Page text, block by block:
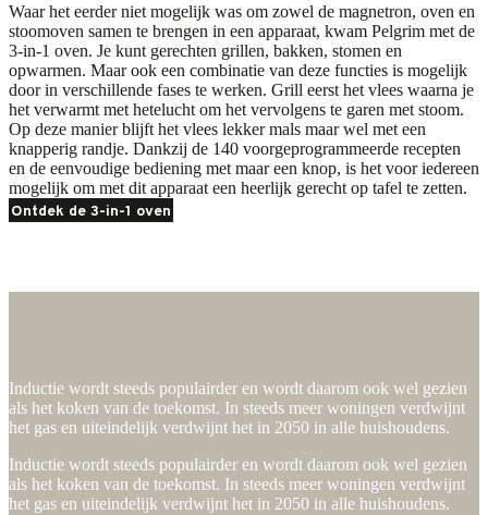
Waar het eerder niet mogelijk was om zowel de magnetron, oven en
stoomoven samen te brengen in een apparaat, kwam Pelgrim met de
3-in-1 oven. Je kunt gerechten grillen, bakken, stomen en
opwarmen. Maar ook een combinatie van deze functies is mogelijk
door in verschillende fases te werken. Grill eerst het vlees waarna je
het verwarmt met hetelucht om het vervolgens te garen met stoom.
Op deze manier blijft het vlees lekker mals maar wel met een
knapperig randje. Dankzij de 140 voorgeprogrammeerde recepten
en de eenvoudige bediening met maar een knop, is het voor iedereen
mogelijk om met dit apparaat een heerlijk gerecht op tafel te zetten.
Ontdek de 3-in-1 oven
Pelgrim inductiePelgrim inductie
Inductie wordt steeds populairder en wordt daarom ook wel gezien
als het koken van de toekomst. In steeds meer woningen verdwijnt
het gas en uiteindelijk verdwijnt het in 2050 in alle huishoudens.
Inductie wordt steeds populairder en wordt daarom ook wel gezien
als het koken van de toekomst. In steeds meer woningen verdwijnt
het gas en uiteindelijk verdwijnt het in 2050 in alle huishoudens.